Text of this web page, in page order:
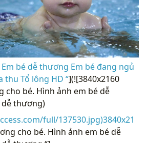
bé dễ thương Em bé đang ngủ
thu Tổ lông HD “](![3840x2160
cho bé. Hình ảnh em bé dễ
thương)
full/137530.jpg)3840x21
cho bé. Hình ảnh em bé dễ